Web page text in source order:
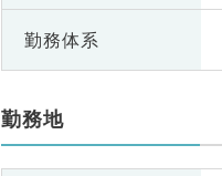
勤務体系
勤務地